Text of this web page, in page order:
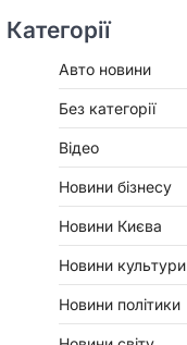
Категорії
Авто новини
Без категорії
Відео
Новини бізнесу
Новини Києва
Новини культури
Новини політики